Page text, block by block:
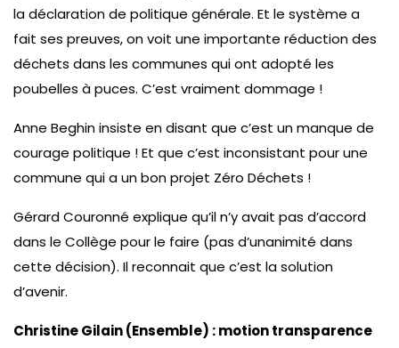
la déclaration de politique générale. Et le système a
fait ses preuves, on voit une importante réduction des
déchets dans les communes qui ont adopté les
poubelles à puces. C’est vraiment dommage !
Anne Beghin insiste en disant que c’est un manque de
courage politique ! Et que c’est inconsistant pour une
commune qui a un bon projet Zéro Déchets !
Gérard Couronné explique qu’il n’y avait pas d’accord
dans le Collège pour le faire (pas d’unanimité dans
cette décision). Il reconnait que c’est la solution
d’avenir.
Christine Gilain (Ensemble) : motion transparence